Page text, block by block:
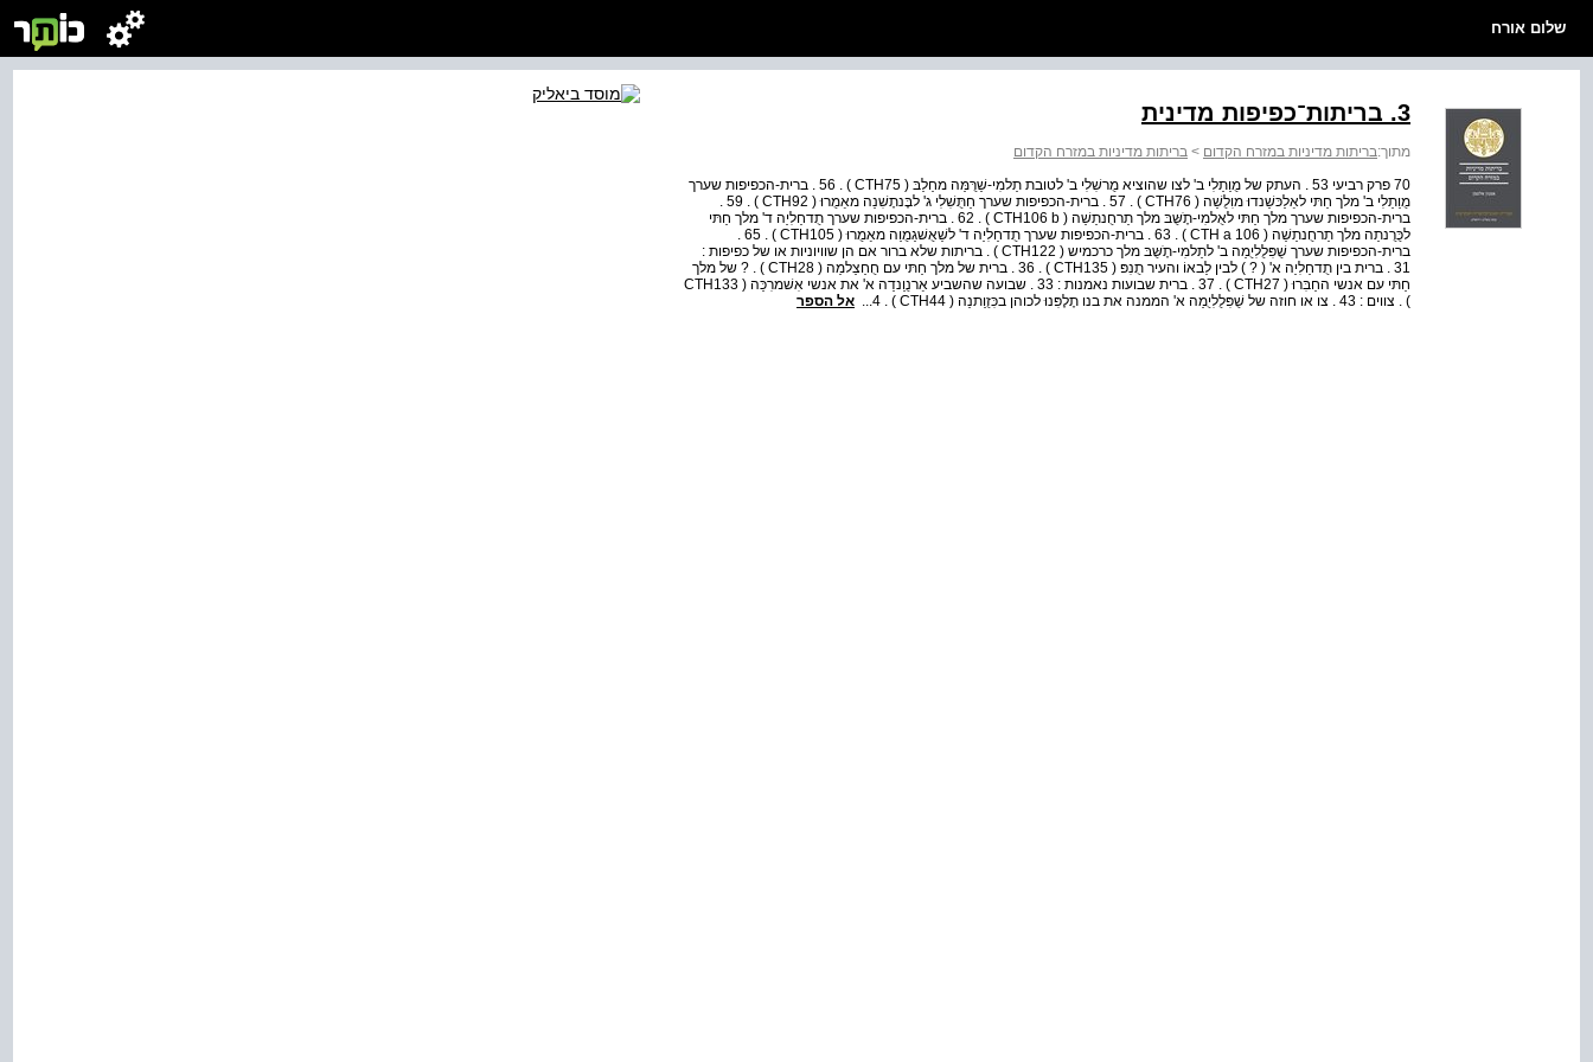
שלום אורח
3. בריתות־כפיפות מדינית
מתוך:בריתות מדיניות במזרח הקדום > בריתות מדיניות במזרח הקדום
70 פרק רביעי 53 . העתק של מֻוַתַלִי ב' לצו שהוציא מֻרשִׁלִי ב' לטובת תַלמִי-שַׁרֻּמַּה מחַלַבּ ( CTH75 ) . 56 . ברית-הכפיפות שערך
ברית-הכפיפות שערך מלך חַתּי לאֻלמִי-תֶֹשֻּבּ מלך תַרחֻנתַשַׁה ( CTH106 b ) . 62 . ברית-הכפיפות שערך תֻדחַלִיַה ד' מלך חַתּי
ברית-הכפיפות שערך שֻׁפִּלֻלִיֻמַה ב' לתַלמִי-תֶֹשֻּבּ מלך כרכמיש ( CTH122 ) . בריתות שלא ברור אם הן שוויוניות או של כפיפות :
31 . ברית בין תֻדחַלִיַה א' ( ? ) לבין לַבאוֹ והעיר תֻנִפּ ( CTH135 ) . 36 . ברית של מלך חַתּי עם חֻחַצַלמַה ( CTH28 ) . ? של מלך
חַתּי עם אנשי החַבִּרוּ ( CTH27 ) . 37 . ברית שבועות נאמנות : 33 . שבועה שהשביע אַרנֻוַנדַה א' את אנשי אִשׁמרִכַּה ( CTH133
) . צווים : 43 . צו או חוזה של שֻׁפִּלֻלִיֻמַה א' הממנה את בנו תֶלֶפִּנוּ לכוהן בכִּזֻוַתנַה ( CTH44 ) . 4...
אל הספר